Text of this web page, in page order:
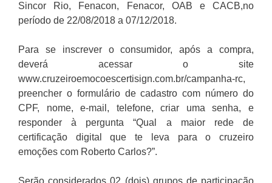
Sincor Rio, Fenacon, Fenacor, OAB e CACB,no
período de 22/08/2018 a 07/12/2018.
Para se inscrever o consumidor, após a compra,
deverá acessar o site
www.cruzeiroemocoescertisign.com.br/campanha-rc,
preencher o formulário de cadastro com número do
CPF, nome, e-mail, telefone, criar uma senha, e
responder à pergunta “Qual a maior rede de
certificação digital que te leva para o cruzeiro
emoções com Roberto Carlos?”.